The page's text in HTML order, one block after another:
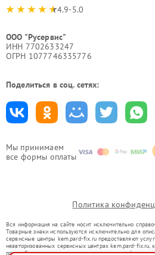
Мы принимаем
все формы оплаты
4.9-5.0
ООО "Русервис"
ИНН 7702633247
ОГРН 1077746335776
Поделиться в соц. сетях:
Политика
Вся информация на сайте носит исключительно
Товарные знаки используются исключительно для
сервисные центры kem.pard-fix.ru предоставляют
неавторизованных сервисных центрах kem.pard-fix.ru,
правообладателями товарных знаков или их